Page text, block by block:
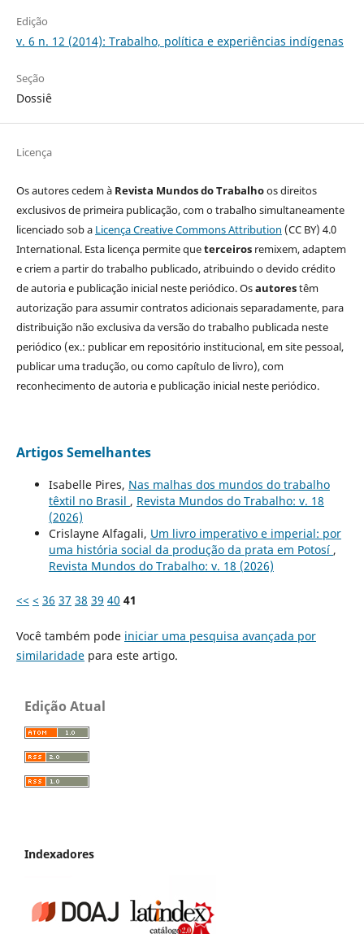
Edição
v. 6 n. 12 (2014): Trabalho, política e experiências indígenas
Seção
Dossiê
Licença
Os autores cedem à Revista Mundos do Trabalhoos direitos
exclusivos de primeira publicação, com o trabalho simultaneamente
licenciado sob a Licença Creative Commons Attribution (CC BY) 4.0
International. Esta licença permite queterceirosremixem, adaptem
e criem a partir do trabalho publicado, atribuindo o devido crédito
de autoria e publicação inicial neste periódico. Osautorestêm
autorização para assumir contratos adicionais separadamente, para
distribuição não exclusiva da versão do trabalho publicada neste
periódico (ex.: publicar em repositório institucional, em site pessoal,
publicar uma tradução, ou como capítulo de livro), com
reconhecimento de autoria e publicação inicial neste periódico.
Artigos Semelhantes
Isabelle Pires, Nas malhas dos mundos do trabalho
têxtil no Brasil , Revista Mundos do Trabalho: v. 18
(2026)
Crislayne Alfagali, Um livro imperativo e imperial: por
uma história social da produção da prata em Potosí ,
Revista Mundos do Trabalho: v. 18 (2026)
<< < 36 37 38 39 40 41
Você também pode iniciar uma pesquisa avançada por
similaridadepara este artigo.
Edição Atual
Indexadores